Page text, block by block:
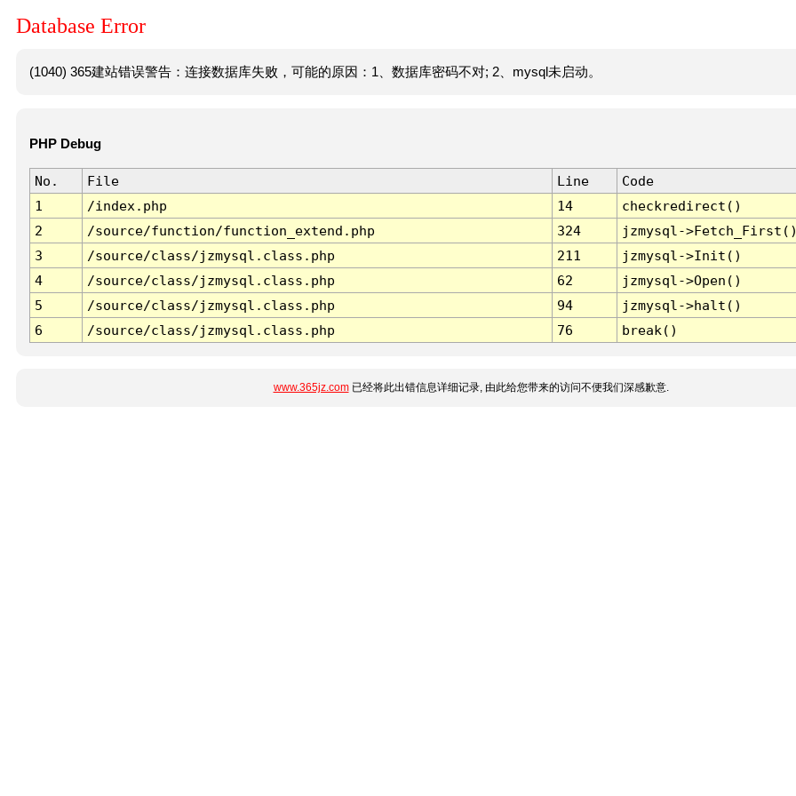
Database Error
(1040) 365建站错误警告：连接数据库失败，可能的原因：1、数据库密码不对; 2、mysql未启动。
PHP Debug
No. File Line
Code
1
/index.php 14
checkredirect()
2
/source/function/function_extend.php 324
jzmysql-
3
/source/class/jzmysql.class.php 211
jzmysql->Init()
4
/source/class/jzmysql.class.php 62
jzmysql->Open()
5
/source/class/jzmysql.class.php 94
jzmysql->halt()
6
/source/class/jzmysql.class.php 76 break()
www.365jz.com已经将此出错信息详细记录, 由此给您带来的访问不便我们深感歉意.